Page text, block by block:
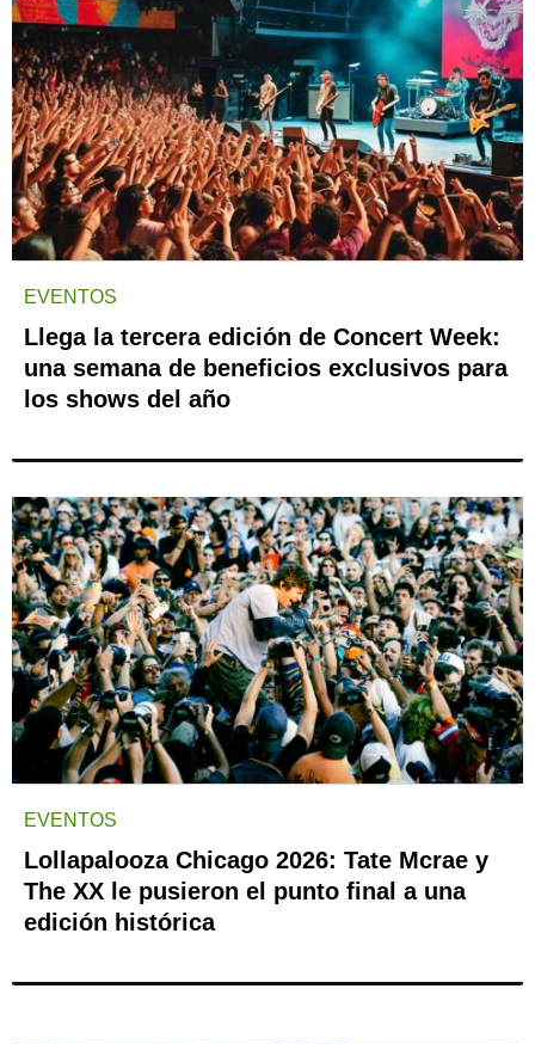
EVENTOS
Llega la tercera edición de Concert Week:
una semana de beneficios exclusivos para
los shows del año
EVENTOS
Lollapalooza Chicago 2026: Tate Mcrae y
The XX le pusieron el punto final a una
edición histórica